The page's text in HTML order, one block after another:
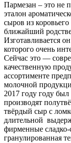
Пармезан – это не
эталон
сыров из
ближайший
Изготавливается
которого очень
Сейчас это —
качественную
ассортименте
молочной
2017 году году
производят
твёрдый сыр с
длительной
фирменные
гранулированная